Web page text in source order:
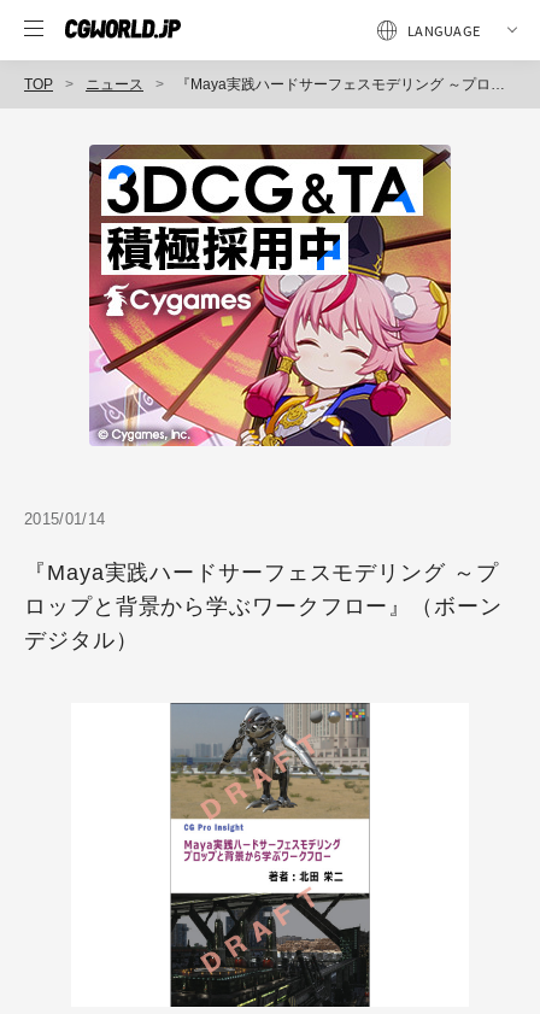
TOP ニュース 『Maya実践ハードサーフェスモデリング ～プロップと背景から学ぶワークフロー』（ボーンデジタル）
2015/01/14
『Maya実践ハードサーフェスモデリング ～プ
ロップと背景から学ぶワークフロー』（ボーン
デジタル）